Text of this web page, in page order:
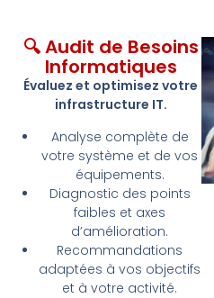
🔍 Audit de Besoins
Informatiques
Évaluez et optimisez votre
infrastructure IT.
Analyse complète de
votre système et de vos
équipements.
Diagnostic des points
faibles et axes
d’amélioration.
Recommandations
adaptées à vos objectifs
et à votre activité.